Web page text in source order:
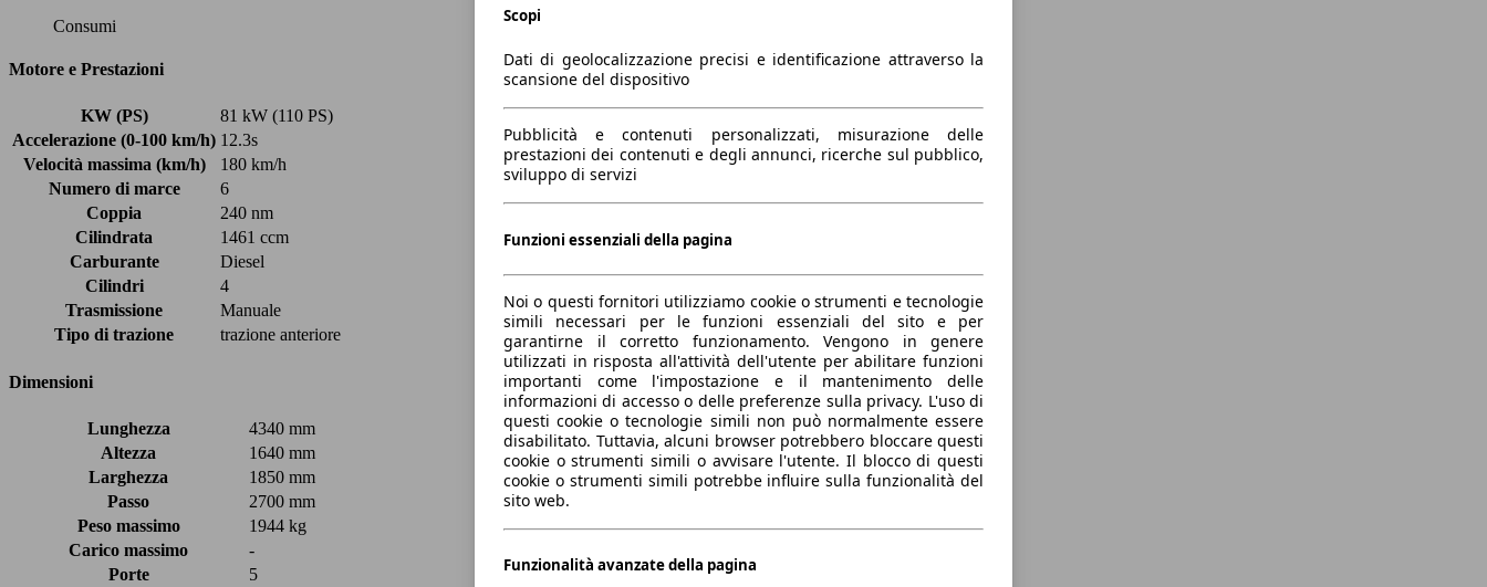
Consumi
Motore e Prestazioni
KW (PS)
81 kW (110 PS)
Accelerazione (0-100 km/h) 12.3s
Velocità massima (km/h)
180 km/h
Numero di marce
6
Coppia
240 nm
Cilindrata
1461 ccm
Carburante
Diesel
Cilindri
4
Trasmissione
Manuale
Tipo di trazione
trazione anteriore
Dimensioni
Lunghezza
4340 mm
Altezza
1640 mm
Larghezza
1850 mm
Passo
2700 mm
Peso massimo
1944 kg
Carico massimo
-
Porte
5
Scopi
Dati di geolocalizzazione precisi e identificazione attraverso la
scansione del dispositivo
Pubblicità e contenuti personalizzati, misurazione delle
prestazioni dei contenuti e degli annunci, ricerche sul pubblico,
sviluppo di servizi
Funzioni essenziali della pagina
Noi o questi fornitori utilizziamo cookie o strumenti e tecnologie
simili necessari per le funzioni essenziali del sito e per
garantirne il corretto funzionamento. Vengono in genere
utilizzati in risposta all'attività dell'utente per abilitare funzioni
importanti come l'impostazione e il mantenimento delle
informazioni di accesso o delle preferenze sulla privacy. L'uso di
questi cookie o tecnologie simili non può normalmente essere
disabilitato. Tuttavia, alcuni browser potrebbero bloccare questi
cookie o strumenti simili o avvisare l'utente. Il blocco di questi
cookie o strumenti simili potrebbe influire sulla funzionalità del
sito web.
Funzionalità avanzate della pagina